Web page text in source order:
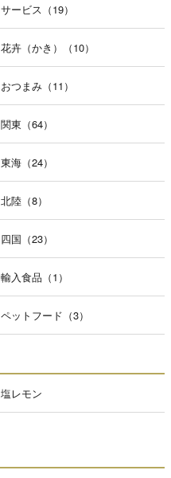
サービス（19）
花卉（かき）（10）
おつまみ（11）
関東（64）
東海（24）
北陸（8）
四国（23）
輸入食品（1）
ペットフード（3）
塩レモン